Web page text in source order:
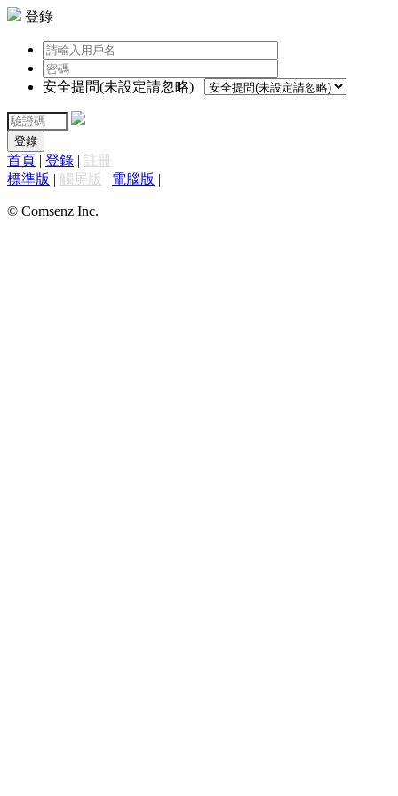
登錄
安全提問(未設定請忽略)
登錄
首頁 | 登錄 | 註冊
標準版 | 觸屏版 | 電腦版 |
© Comsenz Inc.